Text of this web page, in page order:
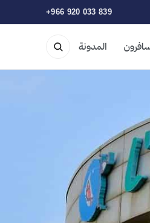
+966 920 033 839
المدونة